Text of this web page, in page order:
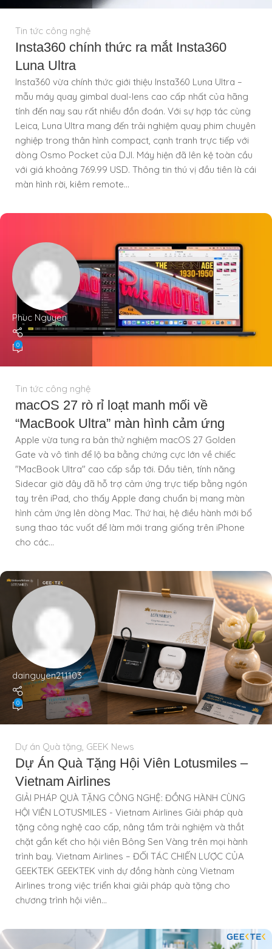
Tin tức công nghệ
Insta360 chính thức ra mắt Insta360
Luna Ultra
Insta360 vừa chính thức giới thiệu Insta360 Luna Ultra –
mẫu máy quay gimbal dual-lens cao cấp nhất của hãng
tính đến nay sau rất nhiều đồn đoán. Với sự hợp tác cùng
Leica, Luna Ultra mang đến trải nghiệm quay phim chuyên
nghiệp trong thân hình compact, cạnh tranh trực tiếp với
dòng Osmo Pocket của DJI. Máy hiện đã lên kệ toàn cầu
với giá khoảng 769.99 USD. Thông tin thú vị đầu tiên là cái
màn hình rời, kiêm remote...
Phuc Nguyen
0
Tin tức công nghệ
macOS 27 rò rỉ loạt manh mối về
“MacBook Ultra” màn hình cảm ứng
Apple vừa tung ra bản thử nghiệm macOS 27 Golden
Gate và vô tình để lộ ba bằng chứng cực lớn về chiếc
"MacBook Ultra" cao cấp sắp tới. Đầu tiên, tính năng
Sidecar giờ đây đã hỗ trợ cảm ứng trực tiếp bằng ngón
tay trên iPad, cho thấy Apple đang chuẩn bị mang màn
hình cảm ứng lên dòng Mac. Thứ hai, hệ điều hành mới bổ
sung thao tác vuốt để làm mới trang giống trên iPhone
cho các...
dainguyen211103
0
Dự án Quà tặng, GEEK News
Dự Án Quà Tặng Hội Viên Lotusmiles –
Vietnam Airlines
GIẢI PHÁP QUÀ TẶNG CÔNG NGHỆ: ĐỒNG HÀNH CÙNG
HỘI VIÊN LOTUSMILES - Vietnam Airlines Giải pháp quà
tặng công nghệ cao cấp, nâng tầm trải nghiệm và thắt
chặt gắn kết cho hội viên Bông Sen Vàng trên mọi hành
trình bay. Vietnam Airlines – ĐỐI TÁC CHIẾN LƯỢC CỦA
GEEKTEK GEEKTEK vinh dự đồng hành cùng Vietnam
Airlines trong việc triển khai giải pháp quà tặng cho
chương trình hội viên...